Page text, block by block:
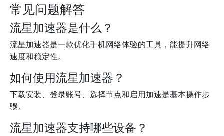
常见问题解答
流星加速器是什么？
流星加速器是一款优化手机网络体验的工具，能提升网络
速度和稳定性。
如何使用流星加速器？
下载安装、登录账号、选择节点和启用加速是基本操作步
骤。
流星加速器支持哪些设备？